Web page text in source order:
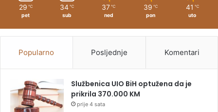
29 ℃
pet
34 ℃
sub
37 ℃
ned
39 ℃
pon
41 ℃
uto
Popularno Posljednje Komentari
Službenica UIO BiH optužena da je
prikrila 370.000 KM
prije 4 sata